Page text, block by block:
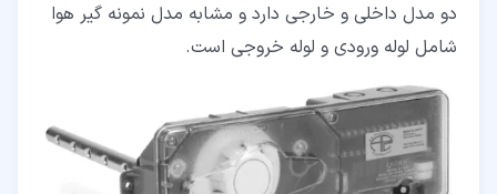
دو مدل داخلی و خارجی دارد و مشابه مدل نمونه گیر هوا
شامل لوله ورودی و لوله خروجی است.